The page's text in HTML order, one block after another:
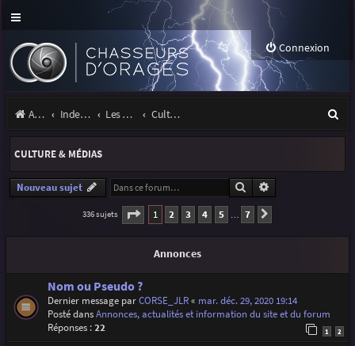
Connexion
Accueil Index du forum Les orages Culture & médias
e
r
CULTURE & MÉDIAS
Nouveau sujet Rechercher
336 sujets Page 1sur
1 2 3 4 5 … 7
Annonces
Nom ou Pseudo ?
Dernier message parCORSE_JLR« mar. déc. 29, 2020 19:14
Posté dansAnnonces, actualités et information du site et du forum
Réponses :22 1 2